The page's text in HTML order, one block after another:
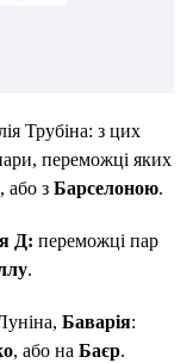
Трубіна: з цих
переможці яких
, або з Барселоною.
Д: переможці пар
.
Баварія:
, або на Баєр.